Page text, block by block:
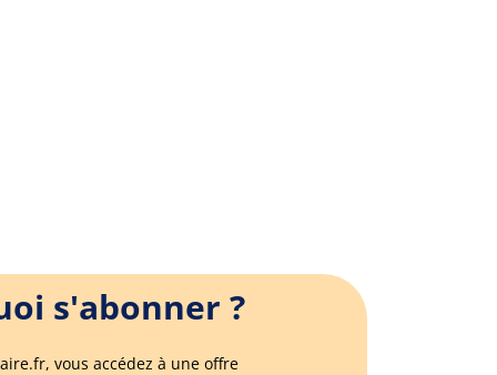
s'abonner ?
vous accédez à une offre